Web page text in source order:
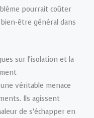
pourrait coûter
être général dans
sur l’isolation et la
véritable menace
Ils agissent
de s’échapper en